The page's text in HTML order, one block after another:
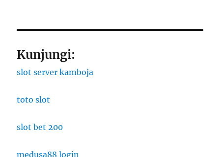
Kunjungi:
slot server kamboja
toto slot
slot bet 200
medusa88 login